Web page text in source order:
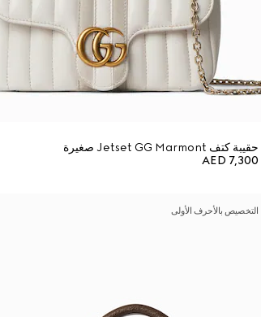
حقيبة كتف Jetset GG Marmont صغيرة
AED 7,300
التخصيص بالأحرف الأولى